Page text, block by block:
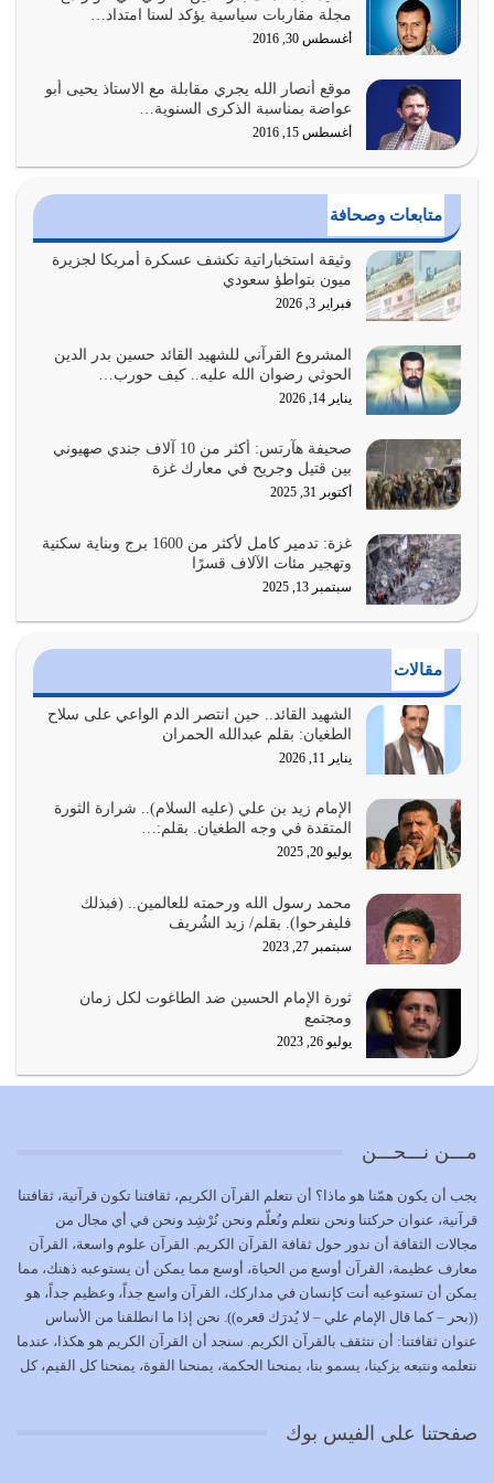
لحدود الله بالإضافات للدين
أغسطس 1, 2026
أبرز أسباب الشقاء هو الإعراض عن ذكر الله وعن هدى الله
المتمثل في القرآن الكريم
يوليو 31, 2026
أولياء الشيطان كلما كانوا أكثر ولاءً وطاعة للشيطان كلما كانوا
أكثر ضعفاً
يوليو 30, 2026
وعد الله تعالى من يُقتل في سبيله بالحياة الأبدية والرزق
والاستبشار والنجاة والخلود في…
يوليو 29, 2026
القرآن الكريم هو أهم مصدر لمعرفة رسول الله معرفة سيرته
معرفة شخصيته معرفة عظمته
يوليو 28, 2026
هل نحن من الصالحين؟ قيِّم نفسك هنا اترك القرآن على أصله
وأعرض نفسك، وأعرض ما لديك على…
يوليو 27, 2026
عندما يكون عدوك هو عدو الله معناه أن تكون نقاط الضعف
أراد الله لهذه الأمة ان تكون خير امة أخرجت للناس بالنهوض
بالأمر بالمعروف والنهي عن…
يوليو 25, 2026
واجتهاداتنا لأننا سنختلف ونتفرق
يوليو 24, 2026
أمة عاجزة عن النهوض…
يوليو 23, 2026
بحبل الله جميعاً وليس كل…
يوليو 22, 2026
المُلك كله لله تعالى يؤتيه من يشاء وينزعه ممن يشاء ويعز من
كل زمان…
يوليو 19, 2026
الوظيفة عبارة عن مسؤولية يجب النهوض بها كما ينبغي لكي
تتحقق الحقوق للجميع
يوليو 18, 2026
بعض صفات المتقين {الصَّابِرِينَ وَالصَّادِقِينَ وَالْقَانِتِينَ
يوليو 17, 2026
مجلة مقاربات سياسية يؤكد لسنا امتداد…
أغسطس 30, 2016
موقع أنصار الله يجري مقابلة مع الاستاذ يحيى أبو
عواضة بمناسبة الذكرى السنوية…
أغسطس 15, 2016
متابعات وصحافة
وثيقة استخباراتية تكشف عسكرة أمريكا لجزيرة
ميون بتواطؤ سعودي
فبراير 3, 2026
المشروع القرآني للشهيد القائد حسين بدر الدين
الحوثي رضوان الله عليه.. كيف حورب…
يناير 14, 2026
صحيفة هآرتس: أكثر من 10 آلاف جندي صهيوني
بين قتيل وجريح في معارك غزة
أكتوبر 31, 2025
غزة: تدمير كامل لأكثر من 1600 برج وبناية سكنية
وتهجير مئات الآلاف قسرًا
سبتمبر 13, 2025
مقالات
الشهيد القائد.. حين انتصر الدم الواعي على سلاح
الطغيان: بقلم عبدالله الحمران
يناير 11, 2026
الإمام زيد بن علي (عليه السلام).. شرارة الثورة
المتقدة في وجه الطغيان. بقلم:…
يوليو 20, 2025
محمد رسول الله ورحمته للعالمين.. (فبذلك
فليفرحوا). بقلم/ زيد الشُريف
سبتمبر 27, 2023
ثورة الإمام الحسين ضد الطاغوت لكل زمان
ومجتمع
يوليو 26, 2023
مـــن نـــحـــن
يجب أن يكون همّنا هو ماذا؟ أن نتعلم القرآن الكريم، ثقافتنا تكون قرآنية، ثقافتنا
قرآنية، عنوان حركتنا ونحن نتعلم ونُعلّم ونحن نُرْشِد ونحن في أي مجال من
مجالات الثقافة أن ندور حول ثقافة القرآن الكريم. القرآن علوم واسعة، القرآن
معارف عظيمة، القرآن أوسع من الحياة، أوسع مما يمكن أن يستوعبه ذهنك، مما
يمكن أن تستوعبه أنت كإنسان في مداركك، القرآن واسع جداً، وعظيم جداً، هو
((بحر – كما قال الإمام علي – لا يُدرَك قعره)). نحن إذا ما انطلقنا من الأساس
عنوان ثقافتنا: أن نتثقف بالقرآن الكريم. سنجد أن القرآن الكريم هو هكذا، عندما
نتعلمه ونتبعه يزكينا، يسمو بنا، يمنحنا الحكمة، يمنحنا القوة، يمنحنا كل القيم، كل
بمستوى أن نثقف الآخرين بالقرآن الكريم، وأن نتثقف بثقافة القرآن الكريم
صفحتنا على الفيس بوك